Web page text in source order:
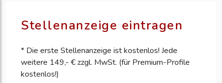
Stellenanzeige eintragen
* Die erste Stellenanzeige ist kostenlos! Jede
weitere 149,- € zzgl. MwSt. (für Premium-Profile
kostenlos!)